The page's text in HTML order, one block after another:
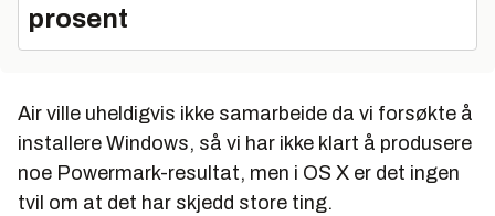
prosent
Air ville uheldigvis ikke samarbeide da vi forsøkte å
installere Windows, så vi har ikke klart å produsere
noe Powermark-resultat, men i OS X er det ingen
tvil om at det har skjedd store ting.